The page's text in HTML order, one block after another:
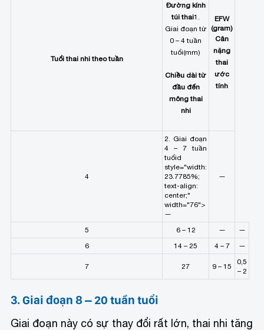
Tuổi thai nhi theo tuần
Đường kính
túi thai1.
Giai đoạn từ
0 – 4 tuần
tuổi(mm)
Chiều dài từ
đầu đến
mông thai
nhi
EFW
(gram)
Cân
nặng
thai
ước
tính
4
2. Giai đoạn
4 – 7 tuần
tuổid
style="width:
23.7785%;
text-align:
center;"
width="76">
—
—
5 6 – 12 —
—
6
14 – 25 4 – 7 —
7 27 9 – 15
0,5
– 2
3. Giai đoạn 8 – 20 tuần tuổi
Giai đoạn này có sự thay đổi rất lớn, thai nhi tăng